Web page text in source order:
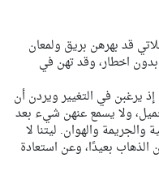
قد بهرهن بريق ولمعان
بدون اخطار، وقد تهن في
إذ يرغبن في التغيير ويردن أن
ولا يسمع عنهن شيء بعد
والهوان. ليتنا لا
الذهاب بعيدًا، وعن استعادة